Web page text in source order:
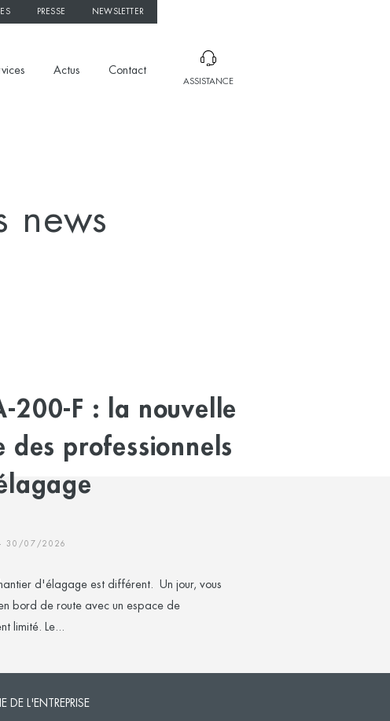
PRESSE NEWSLETTER
Actus Contact
ASSISTANCE
news
200-F : la nouvelle
des professionnels
- 30/07/2026
d'élagage est différent. Un jour, vous
bord de route avec un espace de
limité. Le...
DE L'ENTREPRISE